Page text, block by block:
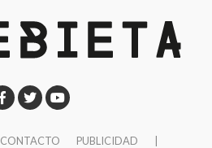
CONTACTO PUBLICIDAD
|